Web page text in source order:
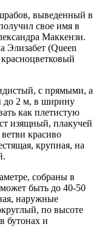
выведенный в
свое имя в
Маккензи.
Элизабет (Queen
с прямыми, а
до 2 м, в ширину
как плетистую
изящный, плакучей
красиво
крупная, на
собраны в
быть до 40-50
наружные
по высоте
бутонах и